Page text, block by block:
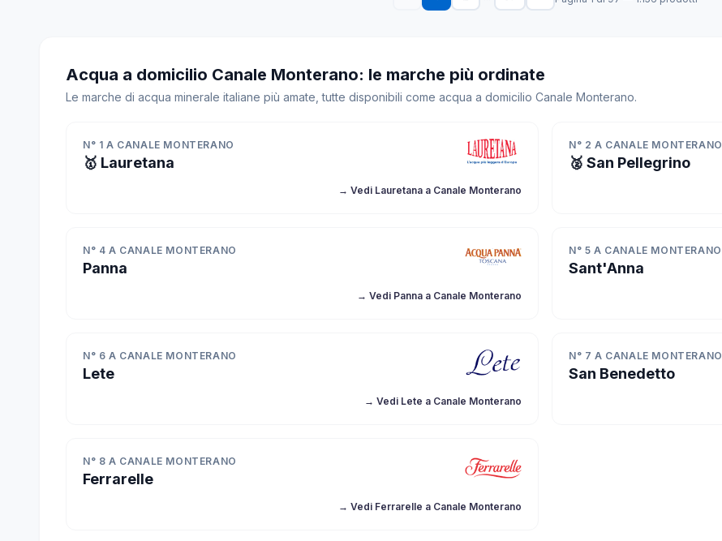
Acqua a domicilio Canale Monterano: le marche più ordinate
Le marche di acqua minerale italiane più amate, tutte disponibili come acqua a domicilio Canale Monterano.
N° 1 A CANALE MONTERANO
🥇 Lauretana
→ Vedi Lauretana a Canale Monterano
N° 2 A CANALE MONTERANO
🥈 San Pellegrino
N° 4 A CANALE MONTERANO
Panna
→ Vedi Panna a Canale Monterano
N° 5 A CANALE MONTERANO
Sant'Anna
N° 6 A CANALE MONTERANO
Lete
→ Vedi Lete a Canale Monterano
N° 7 A CANALE MONTERANO
San Benedetto
N° 8 A CANALE MONTERANO
Ferrarelle
→ Vedi Ferrarelle a Canale Monterano